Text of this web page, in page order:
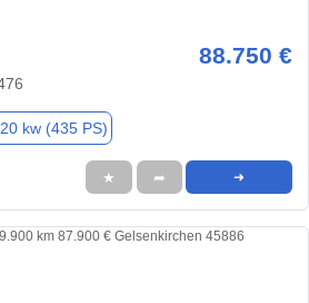
88.750 €
kw (435 PS)
★ ➦ ➜